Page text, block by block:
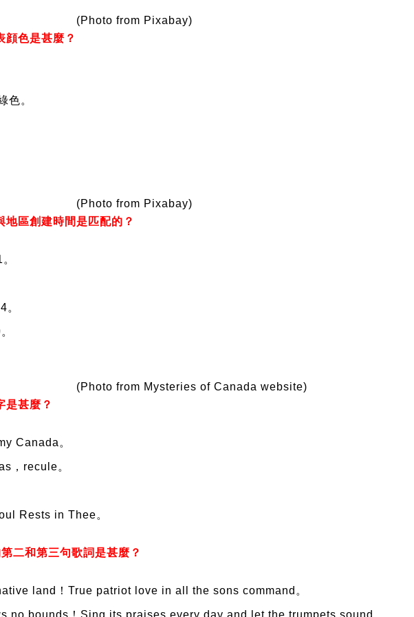
(Photo from Pixabay)
顔色是甚麼？
色。
(Photo from Pixabay)
地區創建時間是匹配的？
。
(Photo from Mysteries of Canada website)
是甚麼？
Canada。
，recule。
Rests in Thee。
二和第三句歌詞是甚麼？
land！True patriot love in all the sons command。
no bounds！Sing its praises every day and let the trumpets sound。